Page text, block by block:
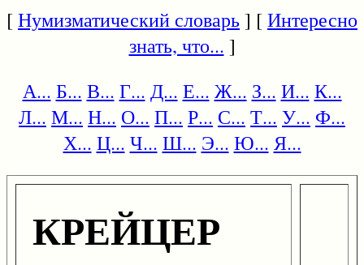
[Нумизматический словарь] [Интересно
знать, что... ]
А... Б... В... Г... Д... Е... Ж... З... И... К...
Л... М... Н... О... П... Р... С... Т... У... Ф...
Х... Ц... Ч... Ш... Э... Ю... Я...
КРЕЙЦЕР